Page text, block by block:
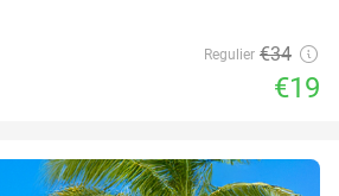
Regulier €34
€19